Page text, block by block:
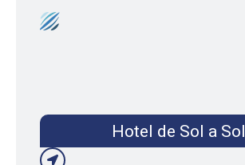
Hotel de Sol a Sol